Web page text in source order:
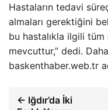
Hastaların tedavi
almaları gerektiğini
bu hastalıkla ilgili
mevcuttur,” dedi.
baskenthaber.web.tr
← Iğdır’da İki